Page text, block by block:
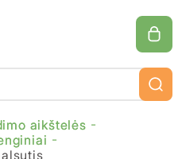
aikštelės